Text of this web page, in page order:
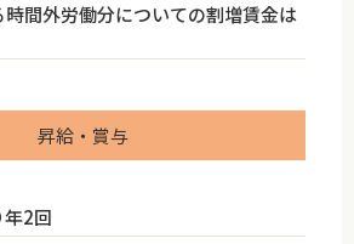
間外労働分についての割増賃金は
昇給・賞与
2回